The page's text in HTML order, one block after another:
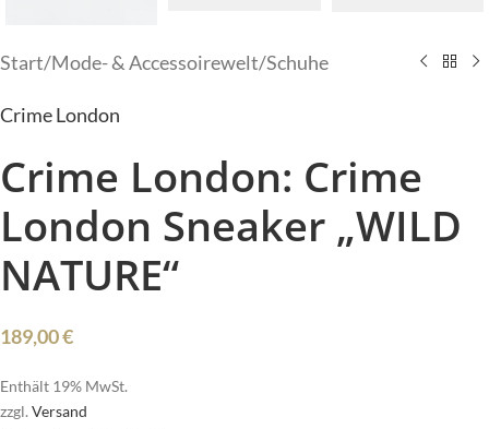
Start/Mode- & Accessoirewelt/Schuhe
Crime London
Crime London: Crime
London Sneaker „WILD
NATURE“
189,00€
Enthält 19% MwSt.
zzgl. Versand